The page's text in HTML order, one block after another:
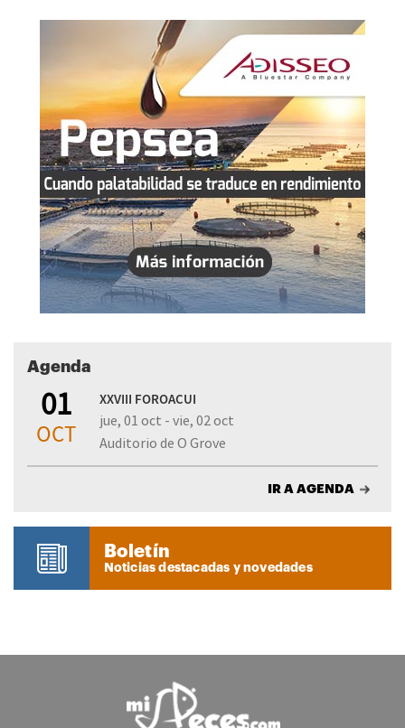
Agenda
01
OCT
XXVIII FOROACUI
jue, 01 oct - vie, 02 oct
Auditorio de O Grove
IR A AGENDA
Boletín
Noticias destacadas y novedades